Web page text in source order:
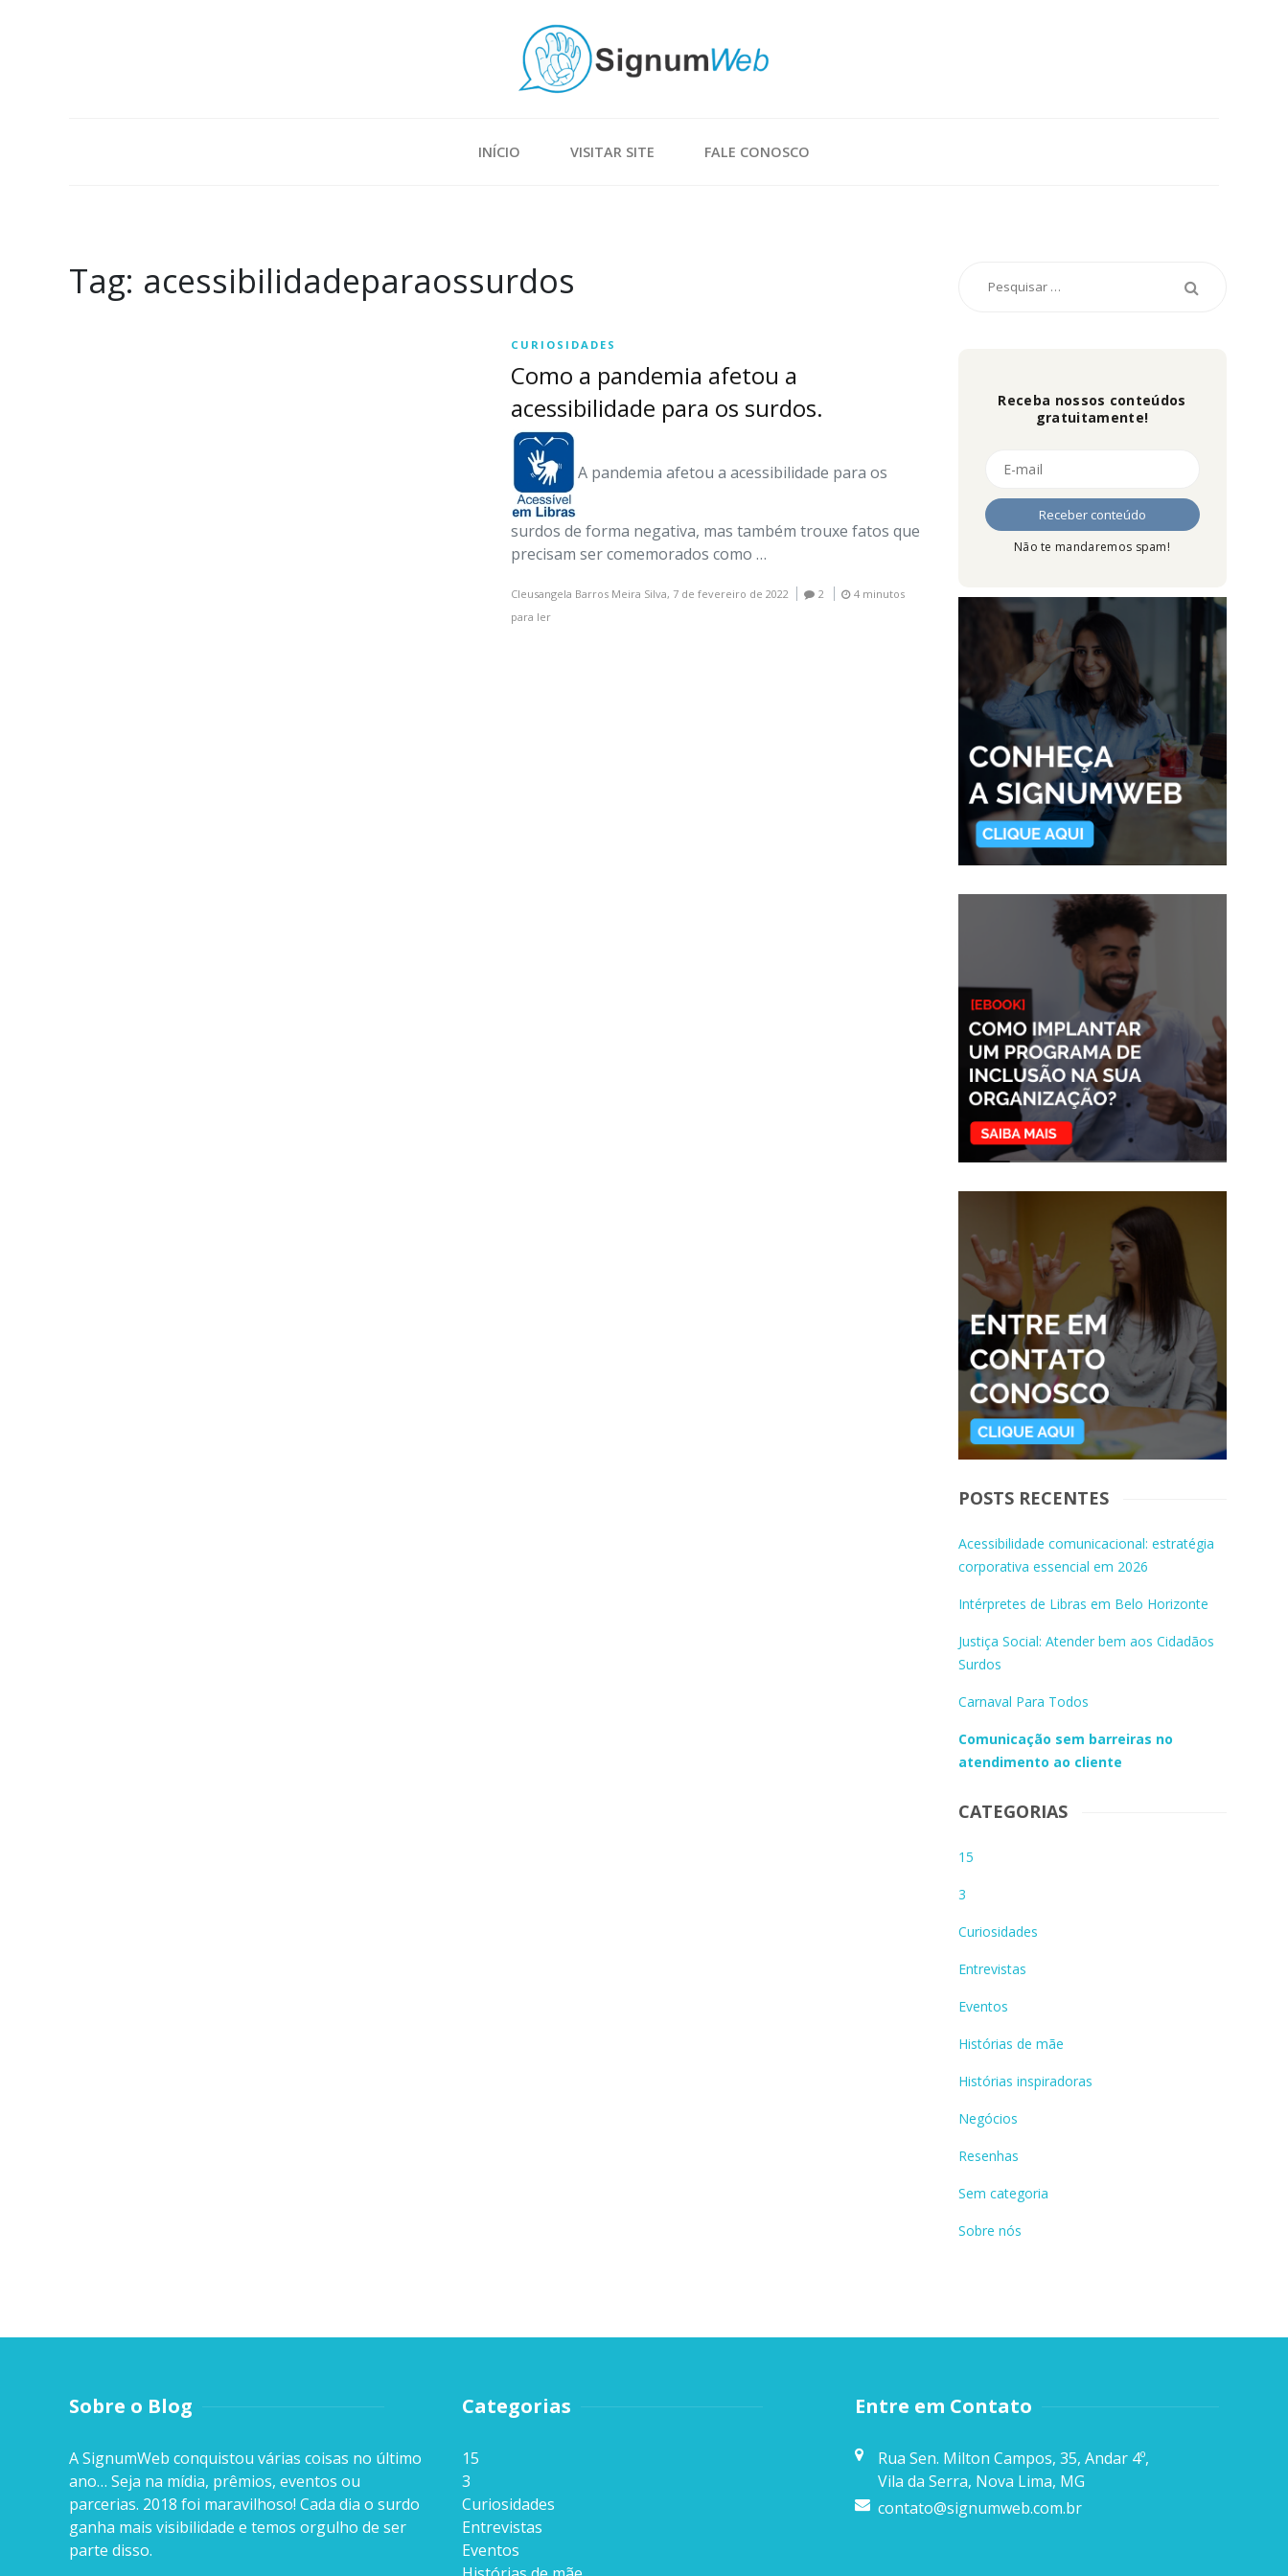
INÍCIO VISITAR SITE FALE CONOSCO
Tag: acessibilidadeparaossurdos
CURIOSIDADES
Como a pandemia afetou a
acessibilidade para os surdos.
A pandemia afetou a acessibilidade para os
surdos de forma negativa, mas também trouxe fatos que
precisam ser comemorados como …
Cleusangela Barros Meira Silva, 7 de fevereiro de 2022 2
4 minutos
para ler
Receba nossos conteúdos
gratuitamente!
Não te mandaremos spam!
POSTS RECENTES
Acessibilidade comunicacional: estratégia
corporativa essencial em 2026
Intérpretes de Libras em Belo Horizonte
Justiça Social: Atender bem aos Cidadãos
Surdos
Carnaval Para Todos
Comunicação sem barreiras no
atendimento ao cliente
CATEGORIAS
15
3
Curiosidades
Entrevistas
Eventos
Histórias de mãe
Histórias inspiradoras
Negócios
Resenhas
Sem categoria
Sobre nós
Sobre o Blog
A SignumWeb conquistou várias coisas no último
ano… Seja na mídia, prêmios, eventos ou
parcerias. 2018 foi maravilhoso! Cada dia o surdo
ganha mais visibilidade e temos orgulho de ser
parte disso.
Categorias
15
3
Curiosidades
Entrevistas
Eventos
Entre em Contato
Rua Sen. Milton Campos, 35, Andar 4º,
Vila da Serra, Nova Lima, MG
contato@signumweb.com.br